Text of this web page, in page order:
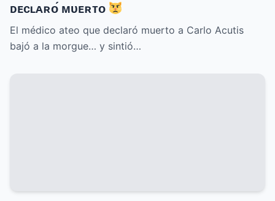
ᴅᴇᴄʟᴀʀᴏ́ ᴍᴜᴇʀᴛᴏ
El médico ateo que declaró muerto a Carlo Acutis
bajó a la morgue… y sintió…